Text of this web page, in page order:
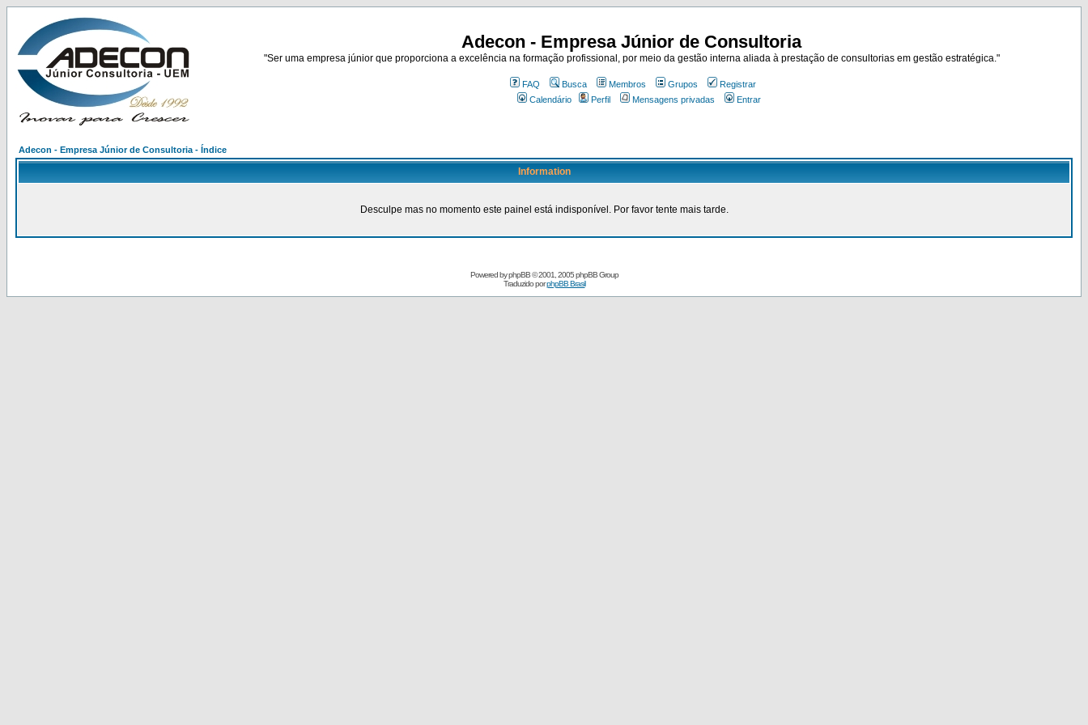
Adecon - Empresa Júnior de Consultoria
"Ser uma empresa júnior que proporciona a excelência na formação profissional, por meio da gestão interna aliada à prestação de consultorias em gestão estratégica."
FAQ Busca Membros Grupos
Registrar
Calendário
Perfil Mensagens privadas Entrar
Adecon - Empresa Júnior de Consultoria - Índice
Information
Desculpe mas no momento este painel está indisponível. Por favor tente mais tarde.
Powered byphpBB© 2001, 2005 phpBB Group
Traduzido porphpBB Brasil